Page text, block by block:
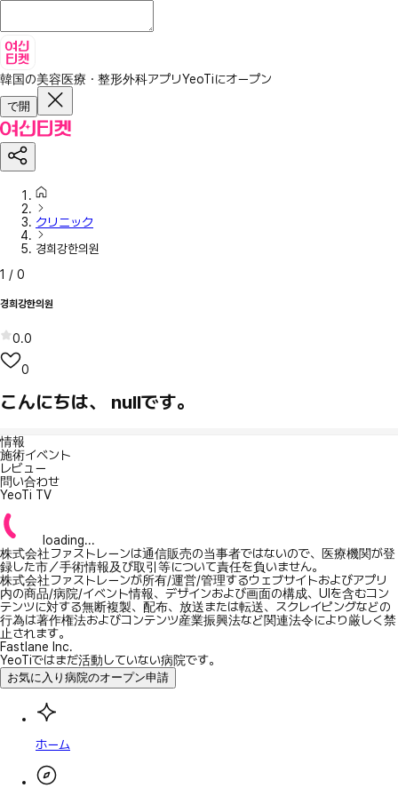
韓国の美容医療・整形外科アプリYeoTiにオープン
で開
クリニック
경희강한의원
1 / 0
경희강한의원
0.0
0
こんにちは、 nullです。
情報
施術イベント
レビュー
問い合わせ
YeoTi TV
loading...
株式会社ファストレーンは通信販売の当事者ではないので、医療機関が登
録した市／手術情報及び取引等について責任を負いません。
株式会社ファストレーンが所有/運営/管理するウェブサイトおよびアプリ
内の商品/病院/イベント情報、デザインおよび画面の構成、UIを含むコン
テンツに対する無断複製、配布、放送または転送、スクレイピングなどの
行為は著作権法およびコンテンツ産業振興法など関連法令により厳しく禁
止されます。
Fastlane Inc.
YeoTiではまだ活動していない病院です。
お気に入り病院のオープン申請
ホーム